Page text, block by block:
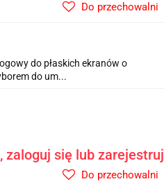
Do przechowalni
do płaskich ekranów o
do um...
zaloguj się lub zarejestruj
Do przechowalni